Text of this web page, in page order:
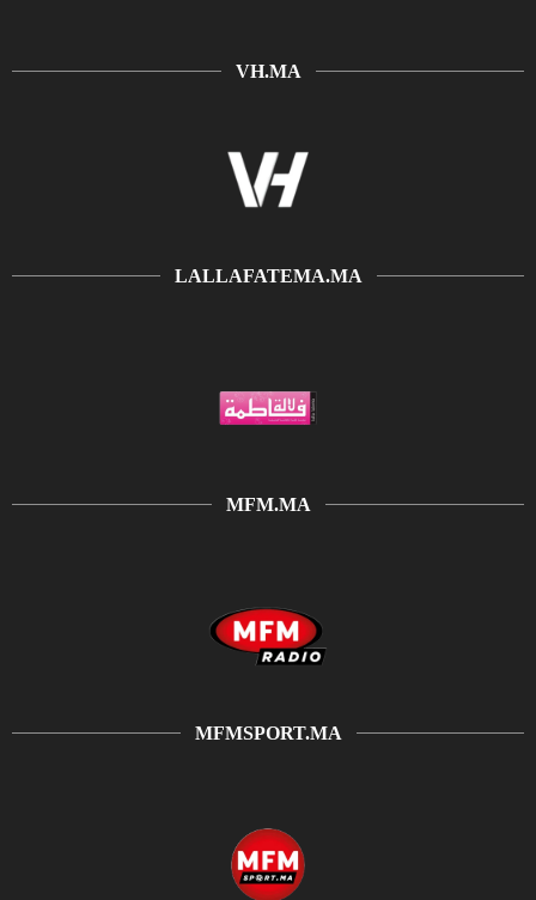
VH.MA
LALLAFATEMA.MA
MFM.MA
MFMSPORT.MA